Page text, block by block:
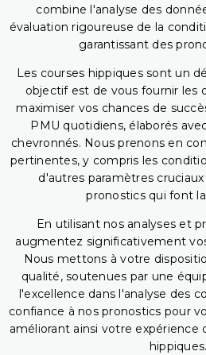
combine l'analyse des
évaluation rigoureuse de la
garantissant des
Les courses hippiques sont un
objectif est de vous fournir les
maximiser vos chances de
PMU quotidiens, élaborés
chevronnés. Nous prenons en
pertinentes, y compris les
d'autres paramètres
pronostics qui font
En utilisant nos analyses et
augmentez significativement
Nous mettons à votre
qualité, soutenues par une
l'excellence dans l'analyse des
confiance à nos pronostics pour
améliorant ainsi votre expérience
hippiques.